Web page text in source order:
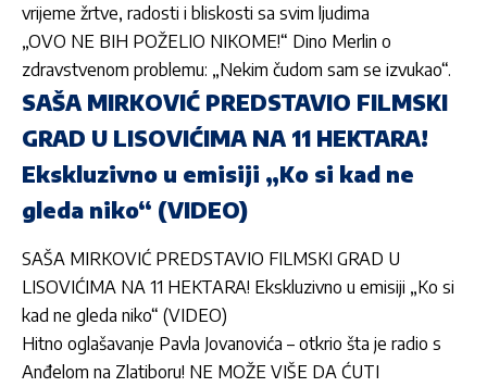
vrijeme žrtve, radosti i bliskosti sa svim ljudima
„OVO NE BIH POŽELIO NIKOME!“ Dino Merlin o
zdravstvenom problemu: „Nekim čudom sam se izvukao“.
SAŠA MIRKOVIĆ PREDSTAVIO FILMSKI
GRAD U LISOVIĆIMA NA 11 HEKTARA!
Ekskluzivno u emisiji „Ko si kad ne
gleda niko“ (VIDEO)
SAŠA MIRKOVIĆ PREDSTAVIO FILMSKI GRAD U
LISOVIĆIMA NA 11 HEKTARA! Ekskluzivno u emisiji „Ko si
kad ne gleda niko“ (VIDEO)
Hitno oglašavanje Pavla Jovanovića – otkrio šta je radio s
Anđelom na Zlatiboru! NE MOŽE VIŠE DA ĆUTI